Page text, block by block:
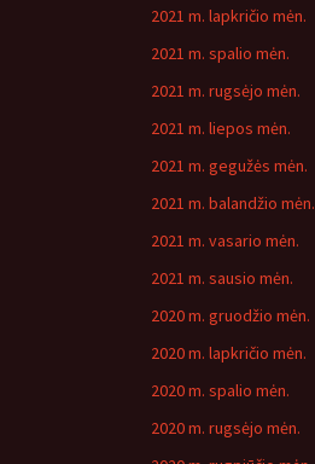
2021 m. lapkričio mėn.
2021 m. spalio mėn.
2021 m. rugsėjo mėn.
2021 m. liepos mėn.
2021 m. gegužės mėn.
2021 m. balandžio mėn.
2021 m. vasario mėn.
2021 m. sausio mėn.
2020 m. gruodžio mėn.
2020 m. lapkričio mėn.
2020 m. spalio mėn.
2020 m. rugsėjo mėn.